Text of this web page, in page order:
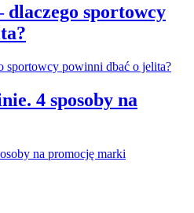
dlaczego sportowcy
4 sposoby na